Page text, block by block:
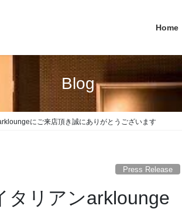
Home
Blog
にご来店頂き誠にありがとうございます
Press Release
リアンarklounge